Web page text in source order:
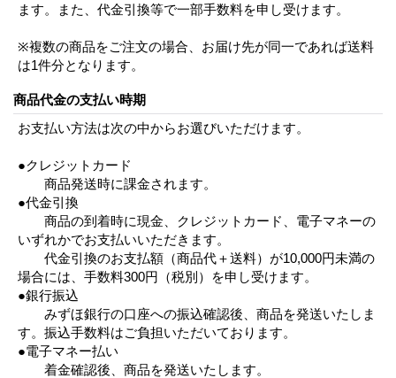
ます。また、代金引換等で一部手数料を申し受けます。
※複数の商品をご注文の場合、お届け先が同一であれば送料
は1件分となります。
商品代金の支払い時期
お支払い方法は次の中からお選びいただけます。
●クレジットカード
商品発送時に課金されます。
●代金引換
商品の到着時に現金、クレジットカード、電子マネーの
いずれかでお支払いいただきます。
代金引換のお支払額（商品代＋送料）が10,000円未満の
場合には、手数料300円（税別）を申し受けます。
●銀行振込
みずほ銀行の口座への振込確認後、商品を発送いたしま
す。振込手数料はご負担いただいております。
●電子マネー払い
着金確認後、商品を発送いたします。